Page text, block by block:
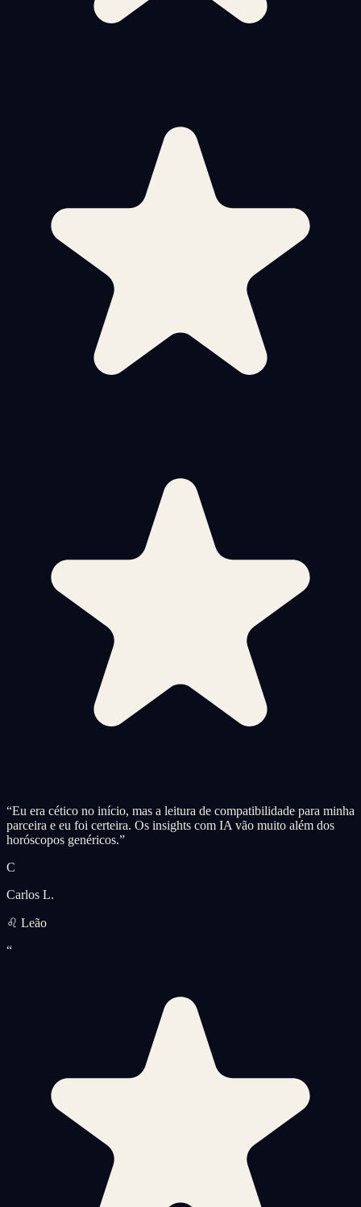
“Eu era cético no início, mas a leitura de compatibilidade para minha
parceira e eu foi certeira. Os insights com IA vão muito além dos
horóscopos genéricos.”
C
Carlos L.
♌ Leão
“